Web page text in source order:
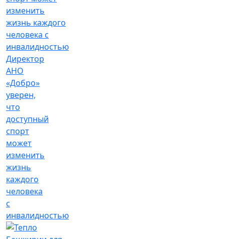
Директор
АНО
«Добро»
уверен,
что
доступный
спорт
может
изменить
жизнь
каждого
человека
с
инвалидностью